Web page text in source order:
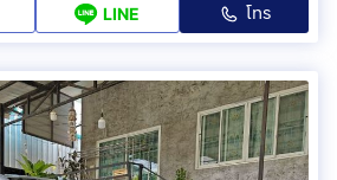
LINE โทร